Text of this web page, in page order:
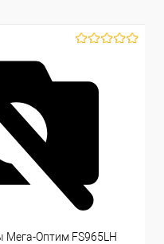
Мега-Оптим FS965LH